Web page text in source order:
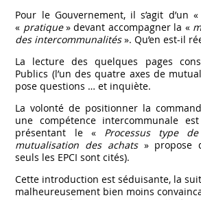
Pour le Gouvernement, il s’agit d’un «
« pratique» devant accompagner la «
des intercommunalités». Qu’en est-il
La lecture des quelques pages
Publics (l’un des quatre axes de
pose questions … et inquiète.
La volonté de positionner la
une compétence intercommunale
présentant le « Processus type
mutualisation des achats» propose
seuls les EPCI sont cités).
Cette introduction est séduisante, la
malheureusement bien moins